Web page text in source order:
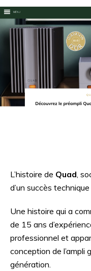
L’histoire de Quad,
d’un succès
Une histoire qui a
de 15 ans
professionnel et
conception de l’ampli
génération.